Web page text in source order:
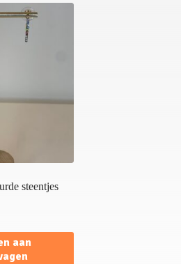
steentjes
aan